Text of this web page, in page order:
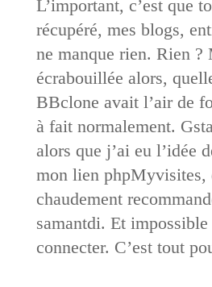
L’important, c’est que
récupéré, mes blogs,
ne manque rien. Rien ?
écrabouillée alors,
BBclone avait l’air de
à fait normalement.
alors que j’ai eu l’idée
mon lien phpMyvisites,
chaudement
samantdi. Et impossible
connecter. C’est tout